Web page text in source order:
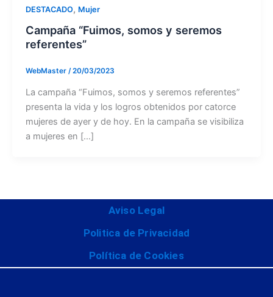
DESTACADO, Mujer
Campaña “Fuimos, somos y seremos
referentes”
WebMaster /20/03/2023
La campaña “Fuimos, somos y seremos referentes”
presenta la vida y los logros obtenidos por catorce
mujeres de ayer y de hoy. En la campaña se visibiliza
a mujeres en […]
Aviso Legal
Politica de Privacidad
Política de Cookies